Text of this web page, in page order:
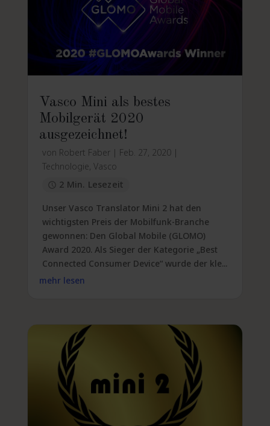
Vasco Mini als bestes
Mobilgerät 2020
ausgezeichnet!
von Robert Faber| Feb. 27, 2020|
Technologie, Vasco
2 Min. Lesezeit
Unser Vasco Translator Mini 2 hat den
wichtigsten Preis der Mobilfunk-Branche
gewonnen: Den Global Mobile (GLOMO)
Award 2020. Als Sieger der Kategorie „Best
Connected Consumer Device“ wurde der kle...
mehr lesen